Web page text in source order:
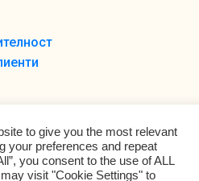
to give you the most relevant
your preferences and repeat
you consent to the use of ALL
visit "Cookie Settings" to